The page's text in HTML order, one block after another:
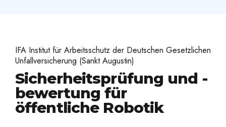
IFA Institut für Arbeitsschutz der Deutschen Gesetzlichen
Unfallversicherung (Sankt Augustin)
Sicherheitsprüfung und -
bewertung für
öffentliche Robotik